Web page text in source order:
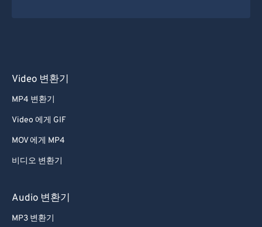
Video 변환기
MP4 변환기
Video 에게 GIF
MOV 에게 MP4
비디오 변환기
Audio 변환기
MP3 변환기